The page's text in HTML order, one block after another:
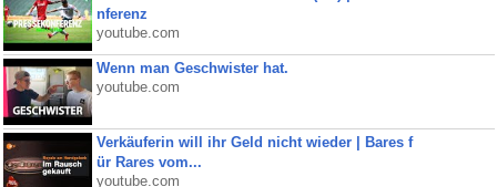
nferenz
youtube.com
Wenn man Geschwister hat.
youtube.com
Verkäuferin will ihr Geld nicht wieder | Bares f
ür Rares vom...
youtube.com